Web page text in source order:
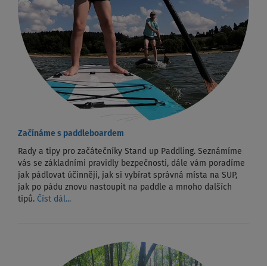
Začínáme s paddleboardem
Rady a tipy pro začátečníky Stand up Paddling. Seznámíme
vás se základními pravidly bezpečnosti, dále vám poradíme
jak pádlovat účinněji, jak si vybírat správná místa na SUP,
jak po pádu znovu nastoupit na paddle a mnoho dalších
tipů. Číst dál...